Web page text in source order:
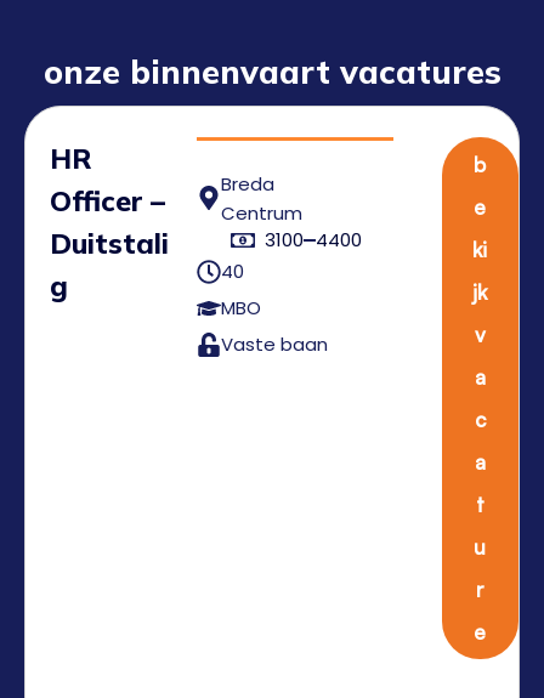
onze binnenvaart vacatures
HR
Officer –
Duitstali
g
Breda
Centrum
3100 4400
40
MBO
Vaste baan
b
e
ki
jk
v
a
c
a
t
u
r
e